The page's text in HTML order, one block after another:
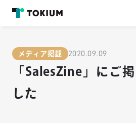
メディア掲載 2020.09.09
「SalesZine」にご
した